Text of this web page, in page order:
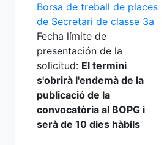
Borsa de treball de places
de Secretari de classe 3a
Fecha límite de
presentación de la
solicitud: El termini
s'obrirà l'endemà de la
publicació de la
convocatòria al BOPG i
serà de 10 dies hàbils